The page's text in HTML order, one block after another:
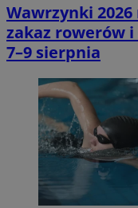
Wawrzynki 2026
zakaz rowerów
7–9 sierpnia